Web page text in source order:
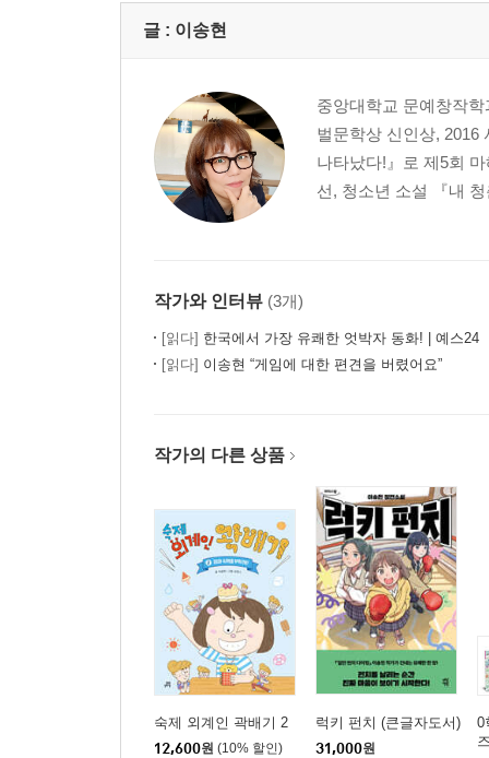
글 : 이송현
중앙대학교 문예창작
벌문학상 신인상, 2016
나타났다!』로 제5회
선, 청소년 소설 『내
작가와 인터뷰 (3개)
[읽다] 한국에서 가장 유쾌한 엇박자 동화! | 예스24
[읽다] 이송현 “게임에 대한 편견을 버렸어요”
작가의 다른 상품
숙제 외계인 곽배기 2
12,600원 (10% 할인)
럭키 펀치 (큰글자도서)
31,000원
0